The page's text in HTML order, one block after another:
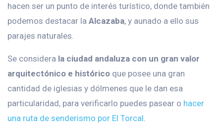
hacen ser un punto de interés turístico, donde también
podemos destacar la Alcazaba, y aunado a ello sus
parajes naturales.
Se considera la ciudad andaluza con un gran valor
arquitectónico e histórico que posee una gran
cantidad de iglesias y dólmenes que le dan esa
particularidad, para verificarlo puedes pasear o hacer
una ruta de senderismo por El Torcal